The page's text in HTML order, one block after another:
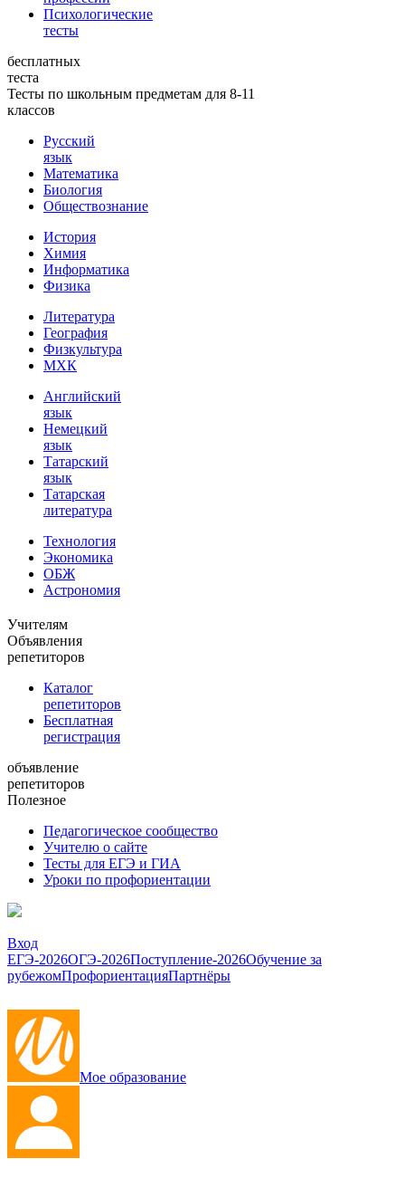
Психологические
тесты
бесплатных
теста
Тесты по школьным предметам для 8-11
классов
Русский
язык
Математика
Биология
Обществознание
История
Химия
Информатика
Физика
Литература
География
Физкультура
МХК
Английский
язык
Немецкий
язык
Татарский
язык
Татарская
литература
Технология
Экономика
ОБЖ
Астрономия
Учителям
Объявления
репетиторов
Каталог
репетиторов
Бесплатная
регистрация
объявление
репетиторов
Полезное
Педагогическое сообщество
Учителю о сайте
Тесты для ЕГЭ и ГИА
Уроки по профориентации
Вход
ЕГЭ-2026ОГЭ-2026Поступление-2026Обучение за
рубежомПрофориентацияПартнёры
Мое образование